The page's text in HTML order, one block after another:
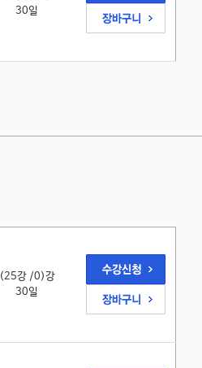
30일
(25강 /0)강
30일